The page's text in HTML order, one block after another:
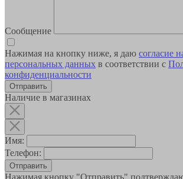
Сообщение
Нажимая на кнопку ниже, я даю согласие
персональных данных в соответствии с
конфиденциальности
Наличие в магазинах
Имя:
Телефон:
Отправить